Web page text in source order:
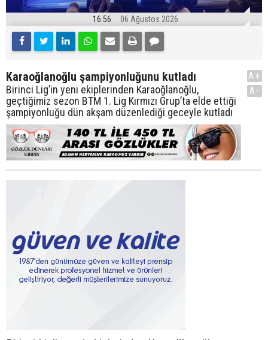
16:56 06 Ağustos 2026
Karaoğlanoğlu şampiyonluğunu kutladı
Birinci Lig’in yeni ekiplerinden Karaoğlanoğlu,
geçtiğimiz sezon BTM 1. Lig Kırmızı Grup’ta elde ettiği
şampiyonluğu dün akşam düzenlediği geceyle kutladı
A+
A-